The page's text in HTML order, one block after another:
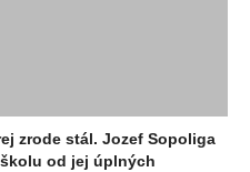
zrode stál. Jozef Sopoliga
od jej úplných